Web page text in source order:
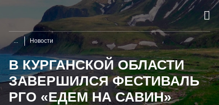
Новости
В КУРГАНСКОЙ ОБЛАСТИ
ЗАВЕРШИЛСЯ ФЕСТИВАЛЬ
РГО «ЕДЕМ НА САВИН»